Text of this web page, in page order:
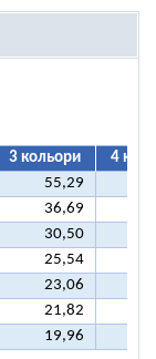
3 кольори
4
55,29
36,69
30,50
25,54
23,06
21,82
19,96